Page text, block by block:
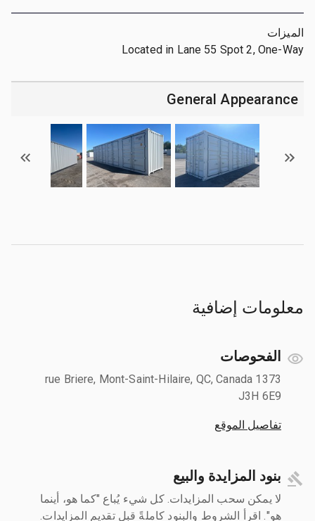
الميزات
Located in Lane 55 Spot 2, One-Way
General Appearance
معلومات إضافية
الفحوصات
1373 rue Briere, Mont-Saint-Hilaire, QC, Canada
J3H 6E9
تفاصيل الموقع
بنود المزايدة والبيع
لا يمكن سحب المزايدات. كل شيء يُباع "كما هو، أينما
هو". اقرأ الشروط والبنود كاملةً قبل تقديم المزايدات.